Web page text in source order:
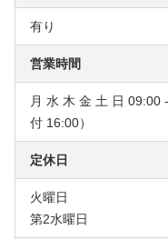
有り
営業時間
月 水 木 金 土 日 09:00
付 16:00）
定休日
火曜日
第2水曜日